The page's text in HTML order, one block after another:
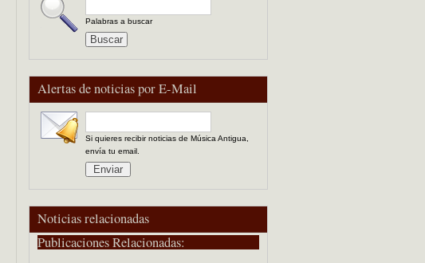
Palabras a buscar
Alertas de noticias por E-Mail
Si quieres recibir noticias de Música Antigua,
envía tu email.
Noticias relacionadas
Publicaciones Relacionadas: